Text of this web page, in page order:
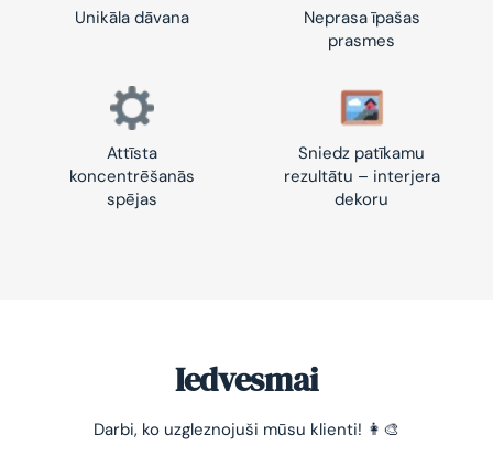
Unikāla dāvana
Neprasa īpašas
prasmes
Attīsta
koncentrēšanās
spējas
Sniedz patīkamu
rezultātu – interjera
dekoru
Iedvesmai
Darbi, ko uzgleznojuši mūsu klienti! 👩‍🎨